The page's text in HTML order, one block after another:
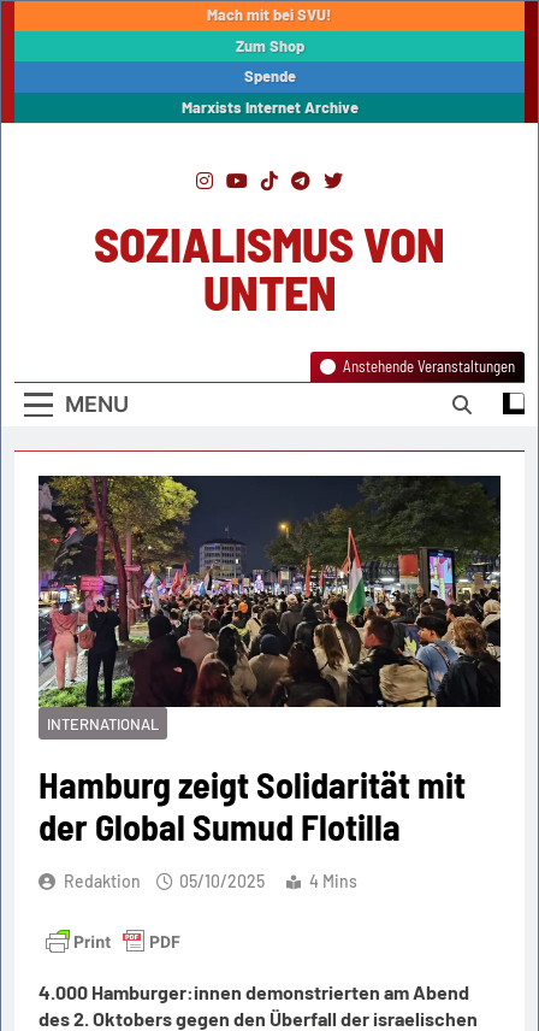
Mach mit bei SVU!
Zum Shop
Spende
Marxists Internet Archive
SOZIALISMUS VON
UNTEN
MENU
Anstehende Veranstaltungen
INTERNATIONAL
Hamburg zeigt Solidarität mit
der Global Sumud Flotilla
Redaktion 05/10/2025 4 Mins
4.000 Hamburger:innen demonstrierten am Abend
des 2. Oktobers gegen den Überfall der israelischen